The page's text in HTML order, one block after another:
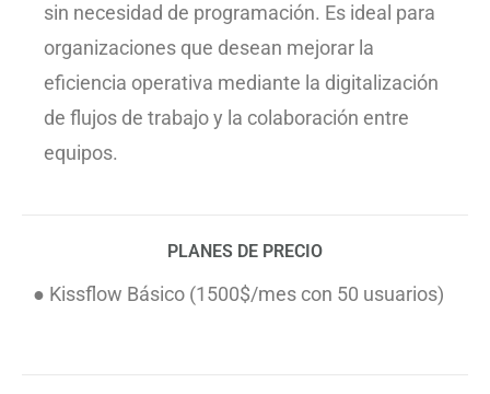
sin necesidad de programación. Es ideal para
organizaciones que desean mejorar la
eficiencia operativa mediante la digitalización
de flujos de trabajo y la colaboración entre
equipos.
PLANES DE PRECIO
● Kissflow Básico (1500$/mes con 50 usuarios)